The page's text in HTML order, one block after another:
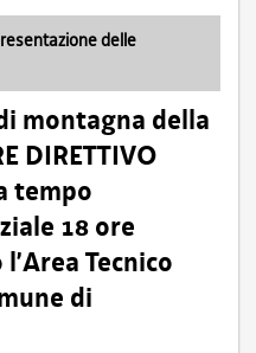
delle
montagna della
DIRETTIVO
tempo
18 ore
Tecnico
di